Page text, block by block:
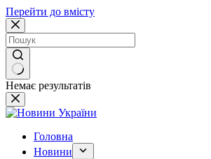
Перейти до вмісту
Немає результатів
Головна
Новини